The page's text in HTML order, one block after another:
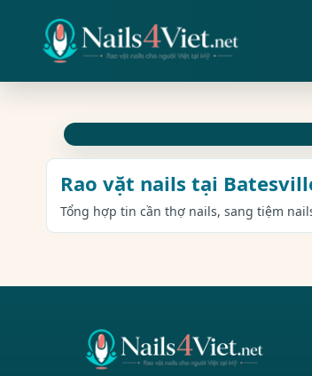
Rao vặt nails tại
Tổng hợp tin cần thợ nails, sang tiệm